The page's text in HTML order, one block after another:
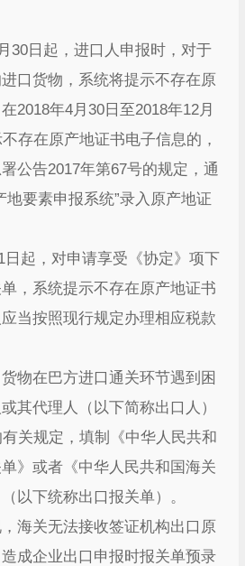
30日起，进口人申报时，对于
口货物，系统将提示不存在原
2018年4月30日至2018年12月
存在原产地证书电子信息的，
公告2017年第67号的规定，通
地要素申报系统”录入原产地证
日起，对申请享受《协定》项下
，系统提示不存在原产地证书
当按照现行规定办理相应税款
物在巴方进口通关环节遇到困
其代理人（以下简称出口人）
关规定，填制《中华人民共和
》或者《中华人民共和国海关
以下统称出口报关单）。
海关无法接收签证机构出口原
成企业出口申报时报关单预录